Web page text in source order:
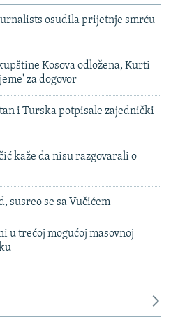
osudila prijetnje smrću
Kosova odložena, Kurti
za dogovor
i Turska potpisale zajednički
kaže da nisu razgovarali o
susreo se sa Vučićem
u trećoj mogućoj masovnoj